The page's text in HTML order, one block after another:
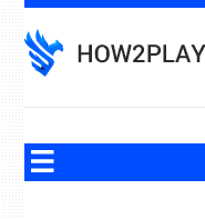
to
content